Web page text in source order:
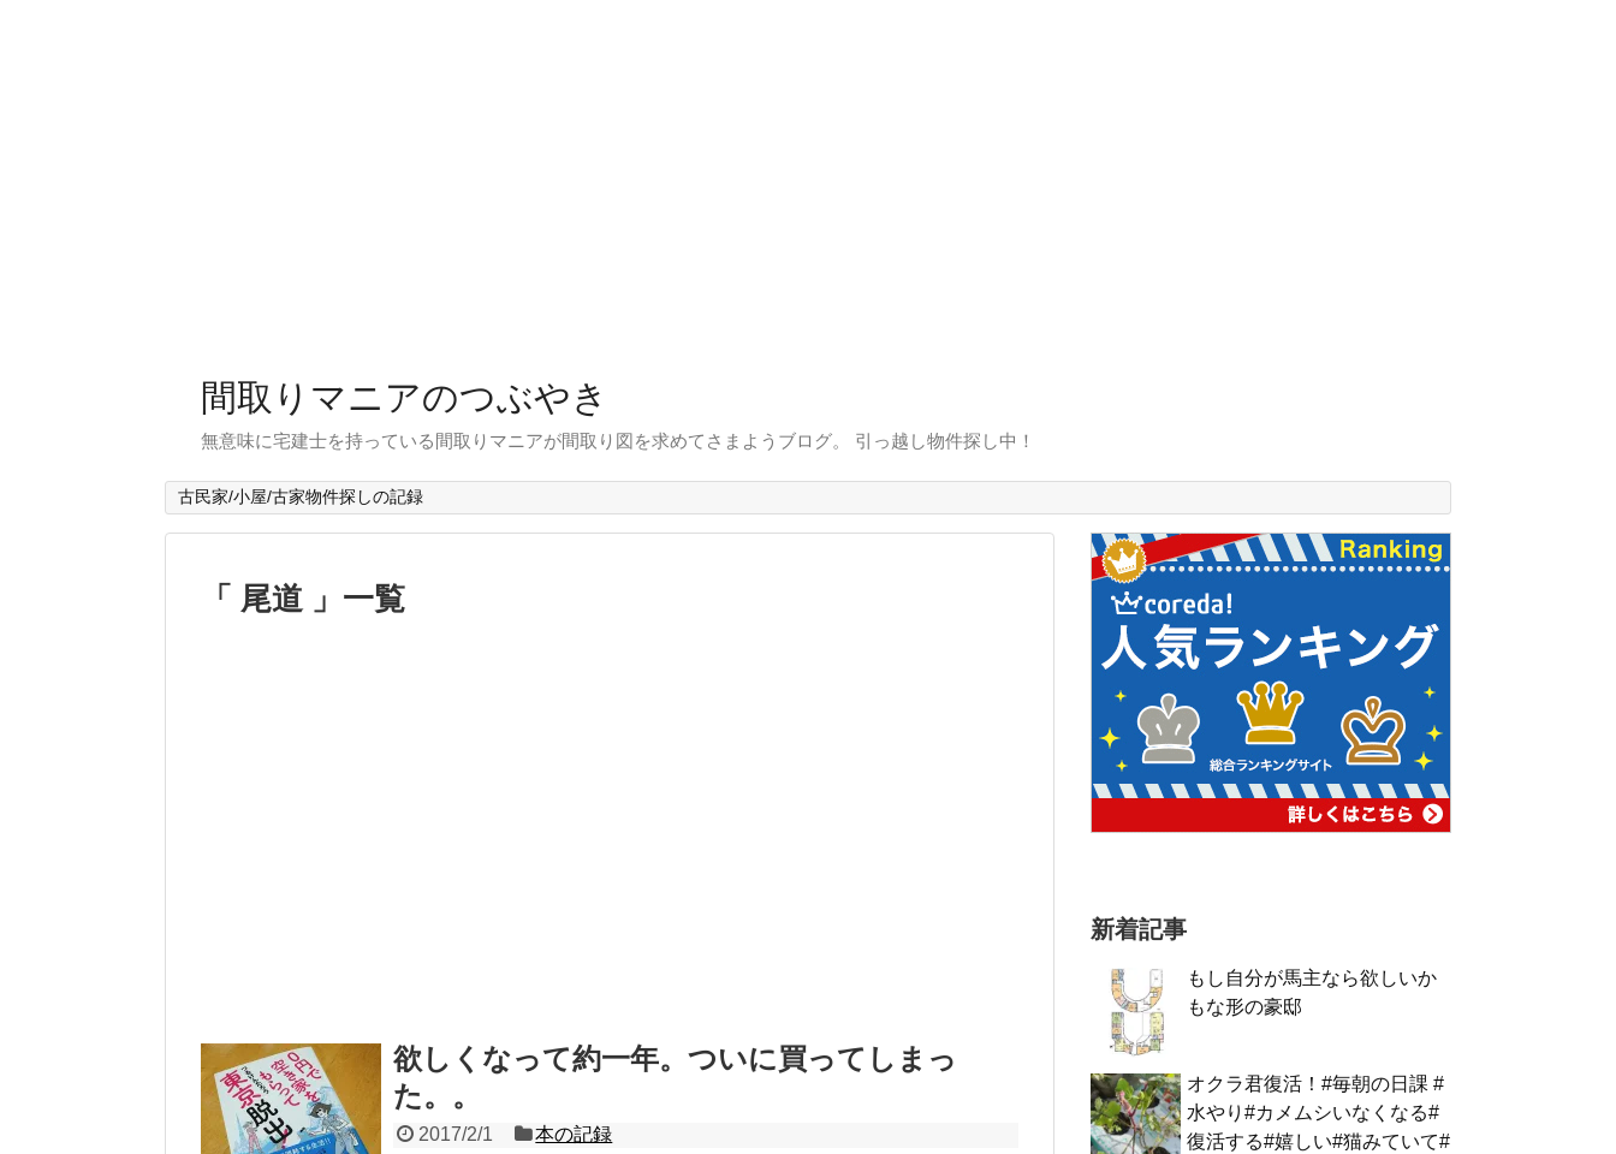
間取りマニアのつぶやき
無意味に宅建士を持っている間取りマニアが間取り図を求めてさまようブログ。 引っ越し物件探し中！
古民家/小屋/古家物件探しの記録
「 尾道 」一覧
欲しくなって約一年。ついに買ってしまっ
た。。
2017/2/1
本の記録
新着記事
もし自分が馬主なら欲しいか
もな形の豪邸
オクラ君復活！#毎朝の日課 #
水やり#カメムシいなくなる#
復活する#嬉しい#猫みていて#